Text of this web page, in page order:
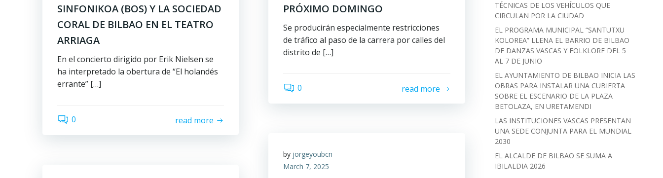
SINFONIKOA (BOS) Y LA SOCIEDAD
CORAL DE BILBAO EN EL TEATRO
ARRIAGA
En el concierto dirigido por Erik Nielsen se
ha interpretado la obertura de “El holandés
errante” […]
0 read more
PRÓXIMO DOMINGO
Se producirán especialmente restricciones
de tráfico al paso de la carrera por calles del
distrito de […]
0 read more
by jorgeyoubcn
March 7, 2025
TÉCNICAS DE LOS VEHÍCULOS QUE
CIRCULAN POR LA CIUDAD
EL PROGRAMA MUNICIPAL “SANTUTXU
KOLOREA” LLENA EL BARRIO DE BILBAO
DE DANZAS VASCAS Y FOLKLORE DEL 5
AL 7 DE JUNIO
EL AYUNTAMIENTO DE BILBAO INICIA LAS
OBRAS PARA INSTALAR UNA CUBIERTA
SOBRE EL ESCENARIO DE LA PLAZA
BETOLAZA, EN URETAMENDI
LAS INSTITUCIONES VASCAS PRESENTAN
UNA SEDE CONJUNTA PARA EL MUNDIAL
2030
EL ALCALDE DE BILBAO SE SUMA A
IBILALDIA 2026